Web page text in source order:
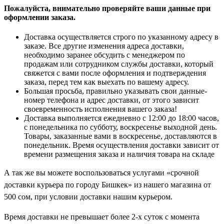
Пожалуйста, внимательно проверяйте ваши данные при
оформлении заказа.
Доставка осуществляется строго по указанному адресу в
заказе. Все другие изменения адреса доставки,
необходимо заранее обсудить с менеджером по
продажам или сотрудником службы доставки, который
свяжется с вами после оформления и подтверждения
заказа, перед тем как выехать по вашему адресу.
Большая просьба, правильно указывать свои данные-
номер телефона и адрес доставки, от этого зависит
своевременность исполнения вашего заказа!
Доставка выполняется ежедневно с 12:00 до 18:00 часов,
с понедельника по субботу, воскресенье выходной день.
Товары, заказанные вами в воскресенье, доставляются в
понедельник. Время осуществления доставки зависит от
времени размещения заказа и наличия товара на складе
А так же вы можете воспользоваться услугами «срочной
доставки курьера по городу Бишкек» из нашего магазина от
500 cом, при условии доставки нашим курьером.
Время доставки не превышает более 2-х суток с момента